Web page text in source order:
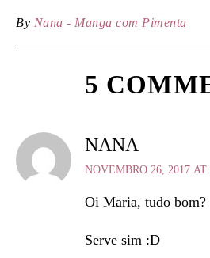
By Nana - Manga com Pimenta
5
NANA
NOVEMBRO 26, 2017 AT
Oi Maria, tudo bom?
Serve sim :D